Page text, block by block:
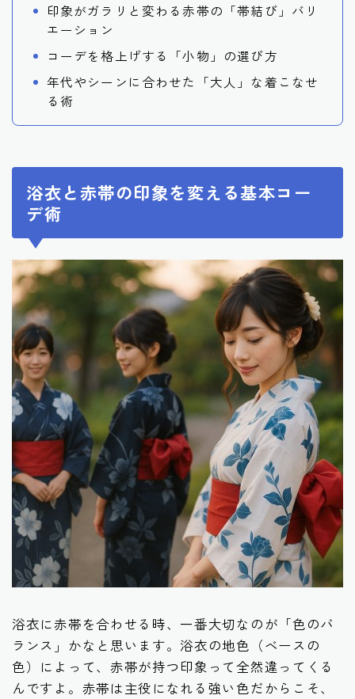
印象がガラリと変わる赤帯の「帯結び」バリ
エーション
コーデを格上げする「小物」の選び方
年代やシーンに合わせた「大人」な着こなせ
る術
浴衣と赤帯の印象を変える基本コー
デ術
浴衣に赤帯を合わせる時、一番大切なのが「色のバ
ランス」かなと思います。浴衣の地色（ベースの
色）によって、赤帯が持つ印象って全然違ってくる
んですよ。赤帯は主役になれる強い色だからこそ、